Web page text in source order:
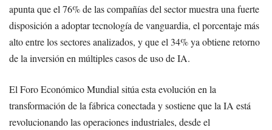
apunta que el 76% de las compañías del sector muestra una fuerte
disposición a adoptar tecnología de vanguardia, el porcentaje más
alto entre los sectores analizados, y que el 34% ya obtiene retorno
de la inversión en múltiples casos de uso de IA.
El Foro Económico Mundial sitúa esta evolución en la
transformación de la fábrica conectada y sostiene que la IA está
revolucionando las operaciones industriales, desde el